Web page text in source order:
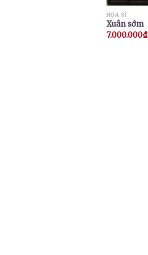
HỌA SĨ
Xuân sớm
7.000.000₫